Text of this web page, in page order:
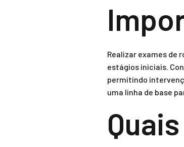
Realizar exames de
estágios iniciais.
permitindo
uma linha de base